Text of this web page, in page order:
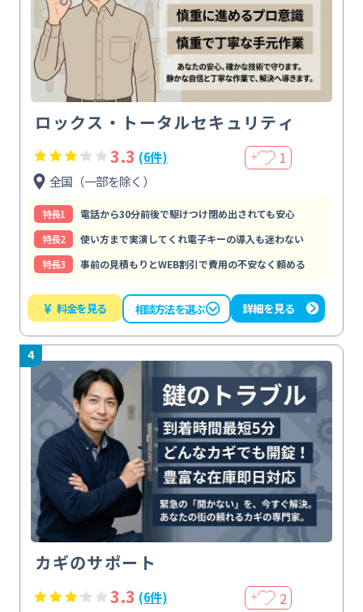
ロックス・トータルセキュリティ
3.3 (6件) ＋ 1
全国（一部を除く）
特⻑1
電話から30分前後で駆けつけ閉め出されても安心
特⻑2
使い方まで実演してくれ電子キーの導入も迷わない
特⻑3
事前の見積もりとWEB割引で費用の不安なく頼める
¥ 料金を見る 相談方法を選ぶ 詳細を見る
4
カギのサポート
3.3 (6件) ＋ 2